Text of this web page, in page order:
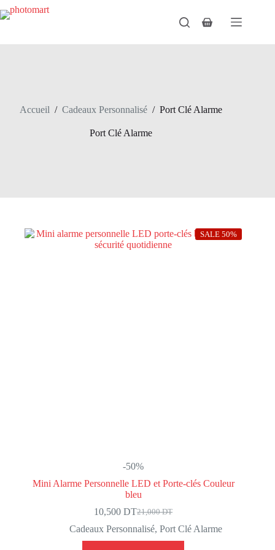
Passer
au
Panier
Accueil / Cadeaux Personnalisé / Port Clé Alarme
Port Clé Alarme
-50%
Mini Alarme Personnelle LED et Porte-clés Couleur
bleu
SALE 50%
21,000DT
Le
prix
initial
10,500DTLe
prix
actuel
Cadeaux Personnalisé, Port Clé Alarme